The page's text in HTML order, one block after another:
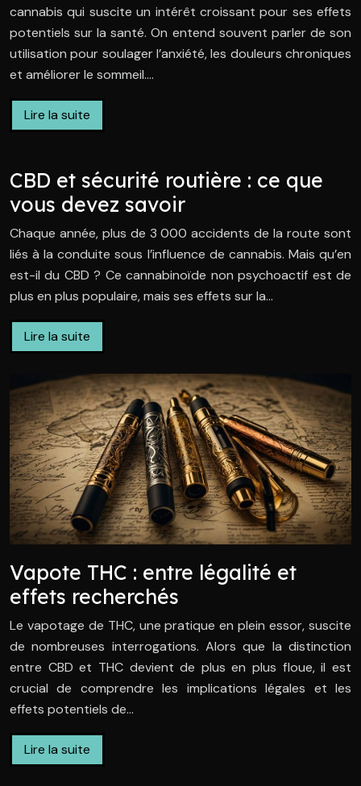
cannabis qui suscite un intérêt croissant pour ses effets
potentiels sur la santé. On entend souvent parler de son
utilisation pour soulager l’anxiété, les douleurs chroniques
et améliorer le sommeil….
Lire la suite
CBD et sécurité routière : ce que
vous devez savoir
Chaque année, plus de 3 000 accidents de la route sont
liés à la conduite sous l’influence de cannabis. Mais qu’en
est-il du CBD ? Ce cannabinoïde non psychoactif est de
plus en plus populaire, mais ses effets sur la…
Lire la suite
Vapote THC : entre légalité et
effets recherchés
Le vapotage de THC, une pratique en plein essor, suscite
de nombreuses interrogations. Alors que la distinction
entre CBD et THC devient de plus en plus floue, il est
crucial de comprendre les implications légales et les
effets potentiels de…
Lire la suite